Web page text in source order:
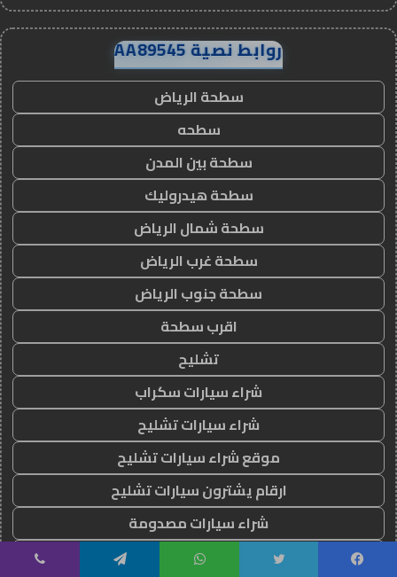
روابط نصية AA89545
سطحة الرياض
سطحه
سطحة بين المدن
سطحة هيدروليك
سطحة شمال الرياض
سطحة غرب الرياض
سطحة جنوب الرياض
اقرب سطحة
تشليح
شراء سيارات سكراب
شراء سيارات تشليح
موقع شراء سيارات تشليح
ارقام يشترون سيارات تشليح
شراء سيارات مصدومة
شراء سيارات قديمة تشليح